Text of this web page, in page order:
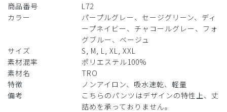
やっと合ったデザインで満足です！
ぽっちゃり体型でなかなか似合うデザインのが難しい…こち
らは少しゆったりとしててすっきりと見えて良かったです。
縦糸横糸の絶妙な風合いの生地、ニュアンスのある色味でス
クラブとは思えない印象。
軽いので持って帰るのも嵩張らず良かったです。夏向き？と
思いましたが定員さん曰くオールシーズンだそうで。
冬は下に重ね着でいく感じでしょうか。
お値段がもう少し安ければ洗い替えも…と、思います。
商品番号
L72
カラー
パープルグレー、セージグリーン、ディ
ープネイビー、チャコールグレー、フォ
グブルー、ベージュ
サイズ
S, M, L, XL, XXL
素材混率
ポリエステル100%
素材名
TRO
特徴
ノンアイロン、吸水速乾、軽量
備考
こちらのパンツはデザインの特性上、丈
詰めを承っておりません。